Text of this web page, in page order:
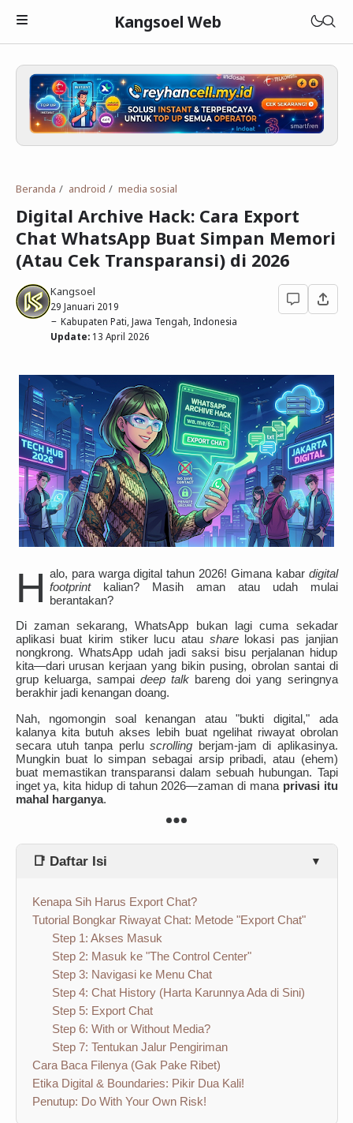
Kangsoel Web
Islam
Fiqih
Adab dan Akhlak
Parenting Islami
Sejarah Islam
Cerita Hikmah
Sunnah
Android
Aplikasi Android
Media Sosial
Komputer
Linux
Windows
Open Source
Hardware
Blogging
Blogger
WordPress
Blogging
Scripting
Download
Murottal
Ebook Islam
Lain-lain
Tutorial
Pengetahuan
Beranda android media sosial
Digital Archive Hack: Cara Export
Chat WhatsApp Buat Simpan Memori
(Atau Cek Transparansi) di 2026
Kangsoel
29 Januari 2019
Kabupaten Pati, Jawa Tengah, Indonesia
Update: 13 April 2026
H alo, para warga digital tahun 2026! Gimana kabar digital
footprintkalian? Masih aman atau udah mulai
berantakan?
Di zaman sekarang, WhatsApp bukan lagi cuma sekadar
aplikasi buat kirim stiker lucu atau sharelokasi pas janjian
nongkrong. WhatsApp udah jadi saksi bisu perjalanan hidup
kita—dari urusan kerjaan yang bikin pusing, obrolan santai di
grup keluarga, sampai deep talk bareng doi yang seringnya
berakhir jadi kenangan doang.
Nah, ngomongin soal kenangan atau "bukti digital," ada
kalanya kita butuh akses lebih buat ngelihat riwayat obrolan
secara utuh tanpa perluscrolling berjam-jam di aplikasinya.
Mungkin buat lo simpan sebagai arsip pribadi, atau (ehem)
buat memastikan transparansi dalam sebuah hubungan. Tapi
inget ya, kita hidup di tahun 2026—zaman di mana privasi itu
mahal harganya.
📑 Daftar Isi ▼
Kenapa Sih Harus Export Chat?
Tutorial Bongkar Riwayat Chat: Metode "Export Chat"
Step 1: Akses Masuk
Step 2: Masuk ke "The Control Center"
Step 3: Navigasi ke Menu Chat
Step 4: Chat History (Harta Karunnya Ada di Sini)
Step 5: Export Chat
Step 6: With or Without Media?
Step 7: Tentukan Jalur Pengiriman
Cara Baca Filenya (Gak Pake Ribet)
Etika Digital & Boundaries: Pikir Dua Kali!
Penutup: Do With Your Own Risk!